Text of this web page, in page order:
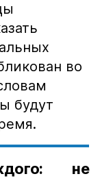
во
будут
не